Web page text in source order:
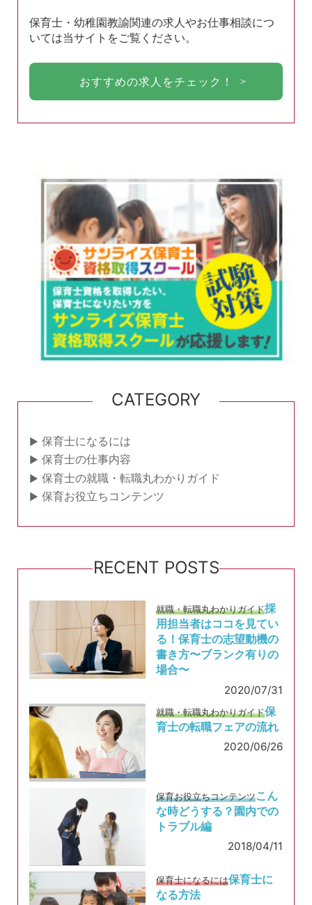
保育士・幼稚園教諭関連の求人やお仕事相談につ
いては当サイトをご覧ください。
おすすめの求人をチェック！
CATEGORY
保育士になるには
保育士の仕事内容
保育士の就職・転職丸わかりガイド
保育お役立ちコンテンツ
RECENT POSTS
就職・転職丸わかりガイド採
用担当者はココを見てい
る！保育士の志望動機の
書き方〜ブランク有りの
場合〜
2020/07/31
就職・転職丸わかりガイド保
育士の転職フェアの流れ
2020/06/26
保育お役立ちコンテンツこん
な時どうする？園内での
トラブル編
2018/04/11
保育士になるには保育士に
なる方法